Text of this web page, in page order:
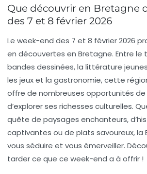
Que découvrir en Bretagne
des 7 et 8 février 2026
Le week-end des 7 et 8 février 2026
en découvertes en Bretagne. Entre le
bandes dessinées, la littérature
les jeuxet la gastronomie, cette
offre de nombreuses opportunités
d’explorer ses richesses culturelles.
quête de paysages enchanteurs,
captivantes ou de plats savoureux, la
vous séduire et vous émerveiller.
tarder ce que ce week-end a à offrir !